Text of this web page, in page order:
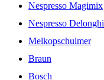
Nespresso Magimix
Nespresso Delonghi
Melkopschuimer
Braun
Bosch